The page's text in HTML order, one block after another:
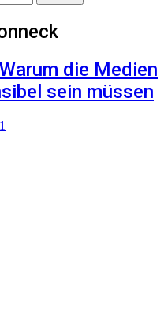
die Medien
sein müssen